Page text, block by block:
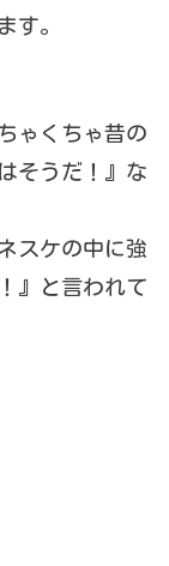
す。
ゃくちゃ昔の
そうだ！』な
スケの中に強
』と言われて